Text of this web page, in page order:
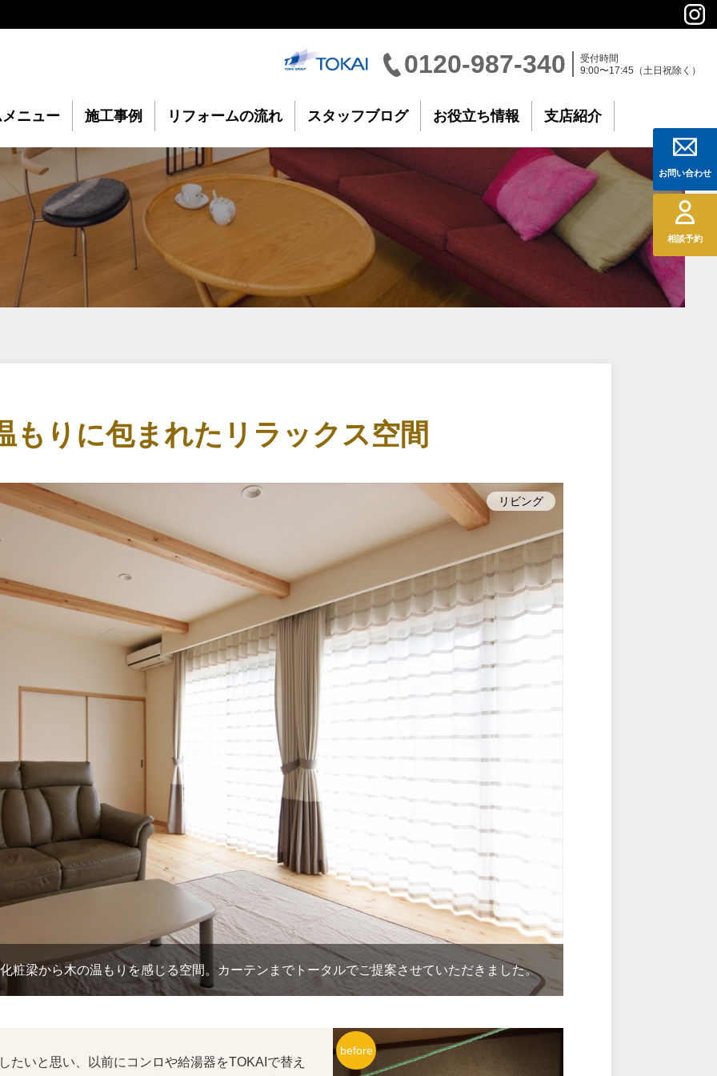
0120-987-340
受付時間
9:00〜17:45（土日祝除く）
ニュー 施工事例 リフォームの流れ スタッフブログ お役立ち情報 支店紹介
お問い合わせ
相談予約
もりに包まれたリラックス空間
リビング
粧梁から木の温もりを感じる空間。カーテンまでトータルでご提案させていただきました。
たいと思い、以前にコンロや給湯器をTOKAIで替え